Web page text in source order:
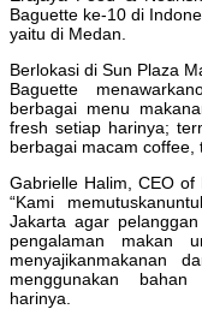
Baguette ke-10 di
yaitu di Medan.
Berlokasi di Sun Plaza
Baguette
berbagai menu
fresh setiap harinya;
berbagai macam coffee,
Gabrielle Halim, CEO
“Kami
Jakarta agar
pengalaman makan
menyajikanmakanan
menggunakan bahan
harinya.